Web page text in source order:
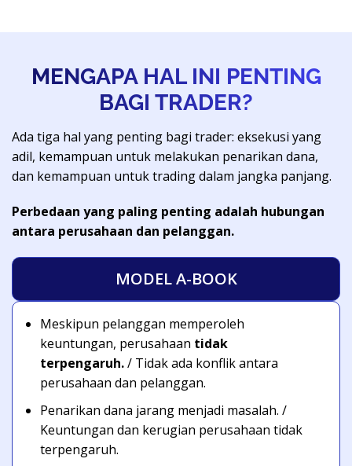
MENGAPA HAL INI PENTING
BAGI TRADER?
Ada tiga hal yang penting bagi trader: eksekusi yang
adil, kemampuan untuk melakukan penarikan dana,
dan kemampuan untuk trading dalam jangka panjang.
Perbedaan yang paling penting adalah hubungan
antara perusahaan dan pelanggan.
MODEL A-BOOK
Meskipun pelanggan memperoleh
keuntungan, perusahaan tidak
terpengaruh./ Tidak ada konflik antara
perusahaan dan pelanggan.
Penarikan dana jarang menjadi masalah. /
Keuntungan dan kerugian perusahaan tidak
terpengaruh.